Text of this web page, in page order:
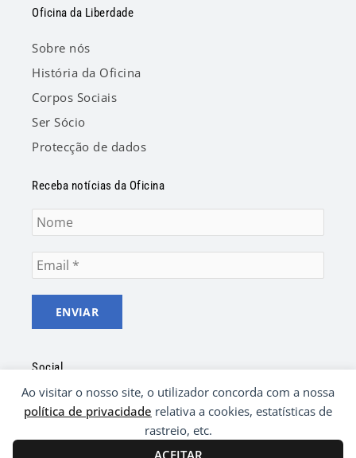
Ao visitar o nosso site, o utilizador concorda com a nossa
política de privacidade relativa a cookies, estatísticas de
rastreio, etc.
ACEITAR
Oficina da Liberdade
Sobre nós
História da Oficina
Corpos Sociais
Ser Sócio
Protecção de dados
Receba notícias da Oficina
Social
F
a
e
Y
o
t